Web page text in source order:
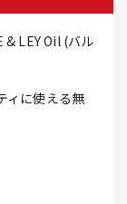
& LEY Oil (バル
ィに使える無